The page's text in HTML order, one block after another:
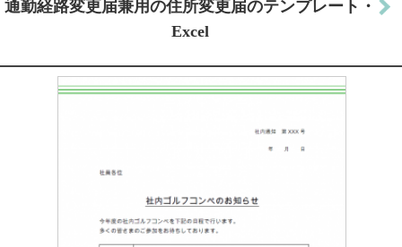
通勤経路変更届兼用の住所変更届のテンプレート・
Excel